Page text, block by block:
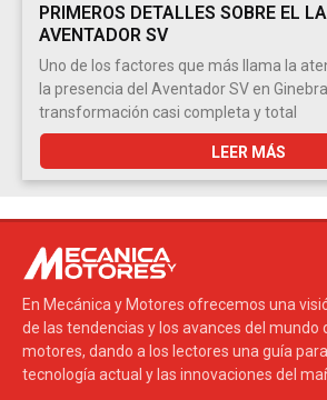
PRIMEROS DETALLES SOBRE EL
AVENTADOR SV
Uno de los factores que más llama la
la presencia del Aventador SV en
transformación casi completa y total
LEER MÁS
En Mecánica y Motores ofrecemos una
de las tendencias y los avances del mundo
motores, dando a los lectores una guía
tecnología actual y las innovaciones del